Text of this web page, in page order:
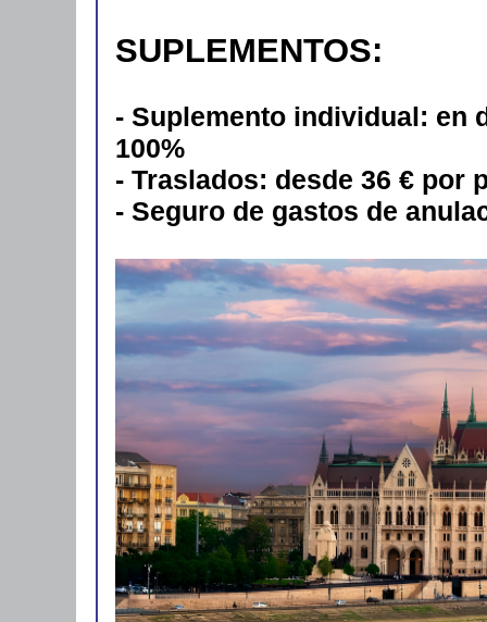
SUPLEMENTOS:
- Suplemento individual: en
100%
- Traslados: desde 36 € por
- Seguro de gastos de